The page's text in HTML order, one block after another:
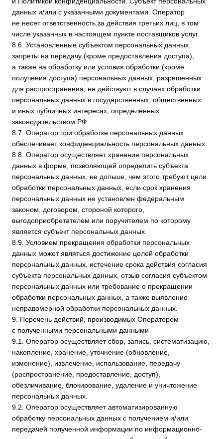
по интересующим вопросам, касающимся обработки его
персональных данных, обратившись к Оператору
с помощью электронной почты service@datamechanika.ru.
Оператором. Политика действует бессрочно до замены
ее новой версией.
12.3. Актуальная версия Политики в свободном доступе
расположена в сети Интернет по адресу
sapfiroom.ru/politika .